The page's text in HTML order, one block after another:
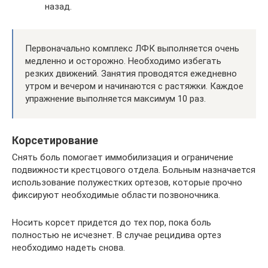
назад.
Первоначально комплекс ЛФК выполняется очень
медленно и осторожно. Необходимо избегать
резких движений. Занятия проводятся ежедневно
утром и вечером и начинаются с растяжки. Каждое
упражнение выполняется максимум 10 раз.
Корсетирование
Снять боль помогает иммобилизация и ограничение
подвижности крестцового отдела. Больным назначается
использование полужестких ортезов, которые прочно
фиксируют необходимые области позвоночника.
Носить корсет придется до тех пор, пока боль
полностью не исчезнет. В случае рецидива ортез
необходимо надеть снова.